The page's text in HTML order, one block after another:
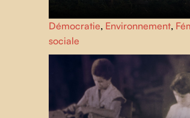
Dans une forêt française, un groupe
une communauté éco-activiste et
l’État a d’autres projets. Un film
révolutionnaire sur la liberté et les
Démocratie, Environnement,
sociale